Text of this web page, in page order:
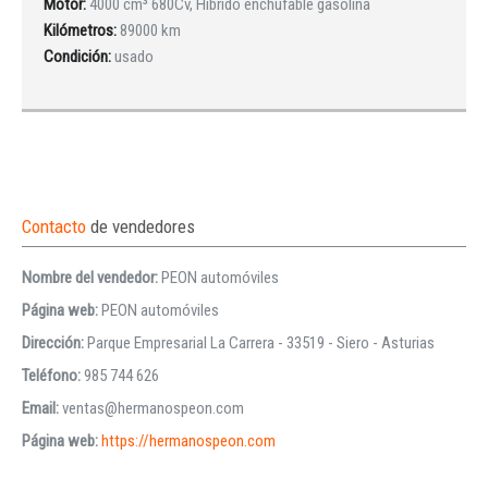
Motor:4000 cm³ 680Cv, Híbrido enchufable gasolina
Kilómetros: 89000 km
Condición:usado
Contacto de vendedores
Nombre del vendedor:PEON automóviles
Página web:PEON automóviles
Dirección:Parque Empresarial La Carrera - 33519 - Siero - Asturias
Teléfono:985 744 626
Email:ventas@hermanospeon.com
Página web:https://hermanospeon.com